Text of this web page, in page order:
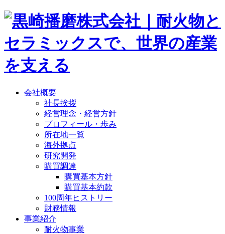
会社概要
社長挨拶
経営理念・経営方針
プロフィール・歩み
所在地一覧
海外拠点
研究開発
購買調達
購買基本方針
購買基本約款
100周年ヒストリー
財務情報
事業紹介
耐火物事業